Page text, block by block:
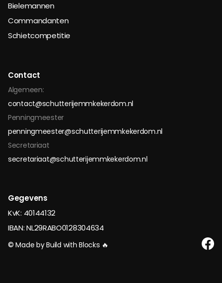
Bielemannen
Commandanten
Schietcompetitie
Contact
Algemeen:
contact@schutterijemmkekerdom.nl
Penningmeester
penningmeester@schutterijemmkekerdom.nl
Secretariaat
secretariaat@schutterijemmkekerdom.nl
Gegevens
KvK: 40144132
IBAN: NL29RABO0128304634
© Made by Build with Blocks 🔥